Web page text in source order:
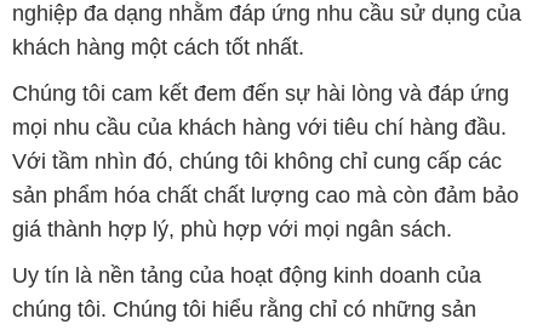
nghiệp đa dạng nhằm đáp ứng nhu cầu sử dụng của
khách hàng một cách tốt nhất.
Chúng tôi cam kết đem đến sự hài lòng và đáp ứng
mọi nhu cầu của khách hàng với tiêu chí hàng đầu.
Với tầm nhìn đó, chúng tôi không chỉ cung cấp các
sản phẩm hóa chất chất lượng cao mà còn đảm bảo
giá thành hợp lý, phù hợp với mọi ngân sách.
Uy tín là nền tảng của hoạt động kinh doanh của
chúng tôi. Chúng tôi hiểu rằng chỉ có những sản